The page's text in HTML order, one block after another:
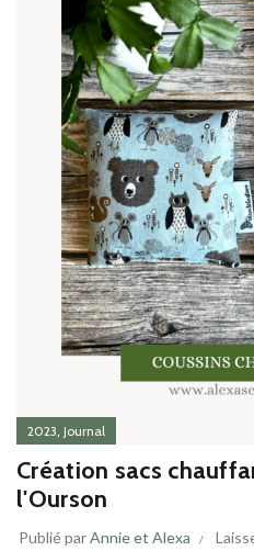
2023, Journal
Création sacs
l'Ourson
Publié parAnnie et Alexa